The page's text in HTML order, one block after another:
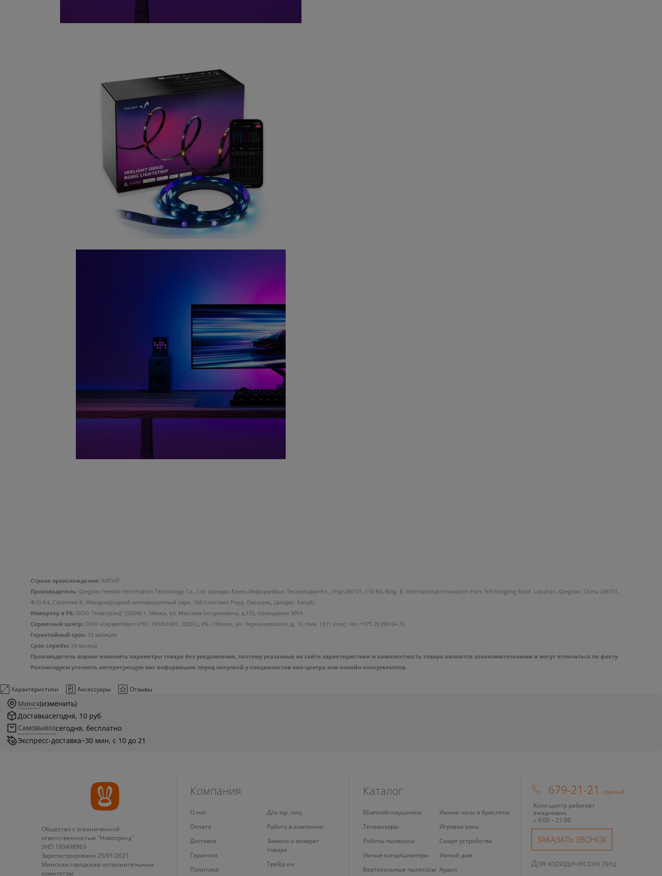
Страна происхождения: КИТАЙ
Производитель: Qingdao Yeelink Information Technology Co., Ltd. (Циндао Елинк Информэйшн Технолоджи Ко., Лтд) 266101, F10-B4, Bldg. B, International Innovation Park,169 Songling Road, Laoshan, Qingdao, China 266101,
Ф10-Б4, Строение Б, Международный инновационный парк, 169 Сонглинг Роуд, Лаошань, Циндао, Китай)
Импортер в РБ: ООО "Новотрэнд" 220040 г. Минск, ул. Максима Богдановича, д.155, помещение 301А
Сервисный центр: ООО «Сервисберг» УНП: 193261697, 220012, РБ, г.Минск, ул. Чернышевского, д. 10, пом. 13 (1 этаж), тел: +375 29 200 04 70
Гарантийный срок: 12 месяцев
Срок службы: 24 месяца
Производитель вправе изменить параметры товара без уведомления, поэтому указанные на сайте характеристики и комплектность товара являются ознакомительными и могут отличаться по факту.
Рекомендуем уточнять интересующую вас информацию перед покупкой у специалистов кол-центра или онлайн-консультантов.
Стоимость:
Вернём до 4.69
Колонка Tronsmart Halo
Характеристики Аксессуары Отзывы
Минск(изменить)
Доставкасегодня, 10 руб
Самовывозсегодня, бесплатно
Экспресс-доставка~30 мин, с 10 до 21
Общество с ограниченной
ответственностью "Новотрэнд"
УНП 193498963
Зарегистрировано 25/01/2021
Минским городским исполнительным
комитетом
679-21-21
единый
Колл-центр работает
ежедневно
с 9:00 – 21:00
ЗАКАЗАТЬ ЗВОНОК
Для юридических лиц
Компания
О нас
Оплата
Доставка
Гарантия
Политика
Для юр. лиц
Работа в компании
Замена и возврат
товара
Трейд-ин
Каталог
Bluetooth наушники
Телевизоры
Роботы-пылесосы
Умные кондиционеры
Вертикальные пылесосы
Умные часы и браслеты
Игровая зона
Смарт-устройства
Умный дом
Аудио